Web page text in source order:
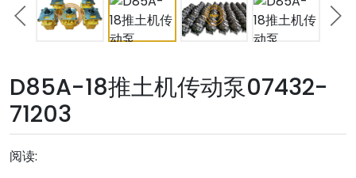
D85A-18推土机传动泵07432-
71203
阅读: